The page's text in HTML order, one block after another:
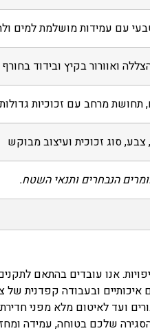
עם עמידות מושלמת למים
ואוורור בקיץ ובידוד בחורף
תחושת מרחב עם זכוכיות
צבע, סוג זכוכית ועיצוב מבוקש
הנבחרים ותנאי השטח.
אנו עובדים בהתאם
איכותיים ובעבודה קפדנית של
ועד לאיטום מלא מפני
שלכם בטוחה, עמידה